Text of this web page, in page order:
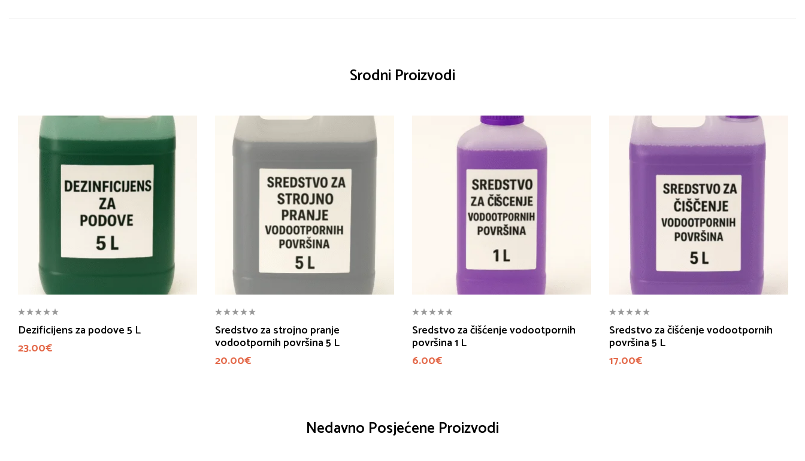
Srodni Proizvodi
Dezificijens za podove 5 L
23.00€
Sredstvo za strojno pranje
vodootpornih površina 5 L
20.00€
Sredstvo za čišćenje vodootpornih
površina 1 L
6.00€
Sredstvo za čišćenje vodootpornih
površina 5 L
17.00€
Nedavno Posjećene Proizvodi